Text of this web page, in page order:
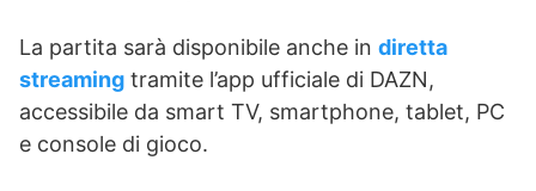
La partita sarà disponibile anche in diretta
streaming tramite l’app ufficiale di DAZN,
accessibile da smart TV, smartphone, tablet, PC
e console di gioco.